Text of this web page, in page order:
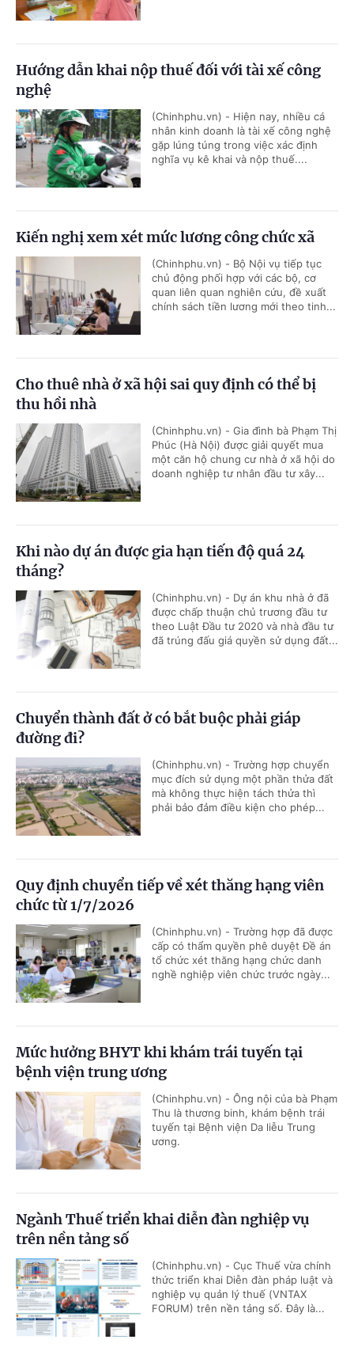
Hướng dẫn khai nộp thuế đối với tài xế công
nghệ
(Chinhphu.vn) - Hiện nay, nhiều cá
nhân kinh doanh là tài xế công nghệ
gặp lúng túng trong việc xác định
nghĩa vụ kê khai và nộp thuế....
Kiến nghị xem xét mức lương công chức xã
(Chinhphu.vn) - Bộ Nội vụ tiếp tục
chủ động phối hợp với các bộ, cơ
quan liên quan nghiên cứu, đề xuất
chính sách tiền lương mới theo tinh...
Cho thuê nhà ở xã hội sai quy định có thể bị
thu hồi nhà
(Chinhphu.vn) - Gia đình bà Phạm Thị
Phúc (Hà Nội) được giải quyết mua
một căn hộ chung cư nhà ở xã hội do
doanh nghiệp tư nhân đầu tư xây...
Khi nào dự án được gia hạn tiến độ quá 24
tháng?
(Chinhphu.vn) - Dự án khu nhà ở đã
được chấp thuận chủ trương đầu tư
theo Luật Đầu tư 2020 và nhà đầu tư
đã trúng đấu giá quyền sử dụng đất...
Chuyển thành đất ở có bắt buộc phải giáp
đường đi?
(Chinhphu.vn) - Trường hợp chuyển
mục đích sử dụng một phần thửa đất
mà không thực hiện tách thửa thì
phải bảo đảm điều kiện cho phép...
Quy định chuyển tiếp về xét thăng hạng viên
chức từ 1/7/2026
(Chinhphu.vn) - Trường hợp đã được
cấp có thẩm quyền phê duyệt Đề án
tổ chức xét thăng hạng chức danh
nghề nghiệp viên chức trước ngày...
Mức hưởng BHYT khi khám trái tuyến tại
bệnh viện trung ương
(Chinhphu.vn) - Ông nội của bà Phạm
Thu là thương binh, khám bệnh trái
tuyến tại Bệnh viện Da liễu Trung
ương.
Ngành Thuế triển khai diễn đàn nghiệp vụ
trên nền tảng số
(Chinhphu.vn) - Cục Thuế vừa chính
thức triển khai Diễn đàn pháp luật và
nghiệp vụ quản lý thuế (VNTAX
FORUM) trên nền tảng số. Đây là...